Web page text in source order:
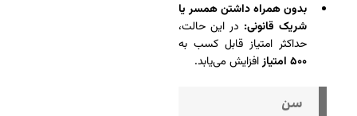
بدون همراه داشتن همسر یا
شریک قانونی: در این حالت،
حداکثر امتیاز قابل کسب به
۵۰۰ امتیاز
افزایش می‌یابد.
سن